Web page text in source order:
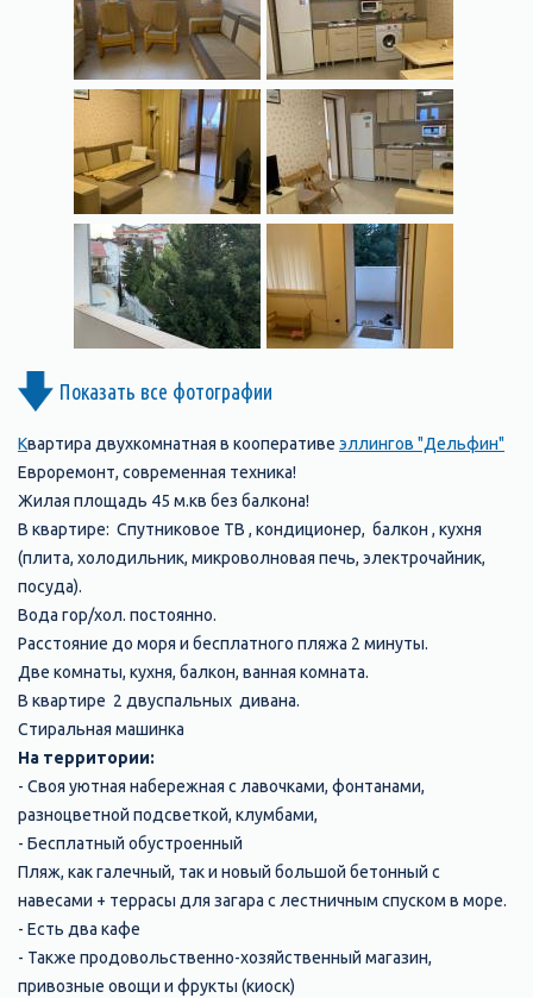
Показать все фотографии
Квартира двухкомнатная в кооперативе эллингов "Дельфин"
Евроремонт, современная техника!
Жилая площадь 45 м.кв без балкона!
В квартире: Спутниковое ТВ , кондиционер, балкон , кухня
(плита, холодильник, микроволновая печь, электрочайник,
посуда).
Вода гор/хол. постоянно.
Расстояние до моря и бесплатного пляжа 2 минуты.
Две комнаты, кухня, балкон, ванная комната.
В квартире 2 двуспальных дивана.
Стиральная машинка
На территории:
- Своя уютная набережная с лавочками, фонтанами,
разноцветной подсветкой, клумбами,
- Бесплатный обустроенный
Пляж, как галечный, так и новый большой бетонный с
навесами + террасы для загара с лестничным спуском в море.
- Есть два кафе
- Также продовольственно-хозяйственный магазин,
привозные овощи и фрукты (киоск)